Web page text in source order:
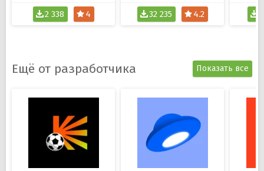
2 338 4 32 235 4.2
Ещё от разработчика Показать все